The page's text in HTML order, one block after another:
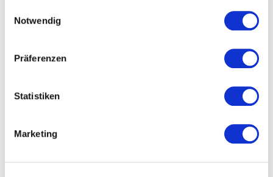
Notwendig
Präferenzen
Statistiken
Marketing
Historisches Trulli-
Dorf mit Privat-SPA &
SCHLAFZIMMER UND BADEZIMMER